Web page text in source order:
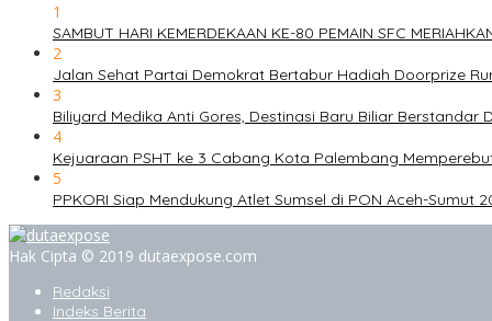
1
SAMBUT HARI KEMERDEKAAN KE-80 PEMAIN SFC
2
Jalan Sehat Partai Demokrat Bertabur Hadiah Doorprize
3
Biliyard Medika Anti Gores, Destinasi Baru Biliar Berstandar
4
Kejuaraan PSHT ke 3 Cabang Kota Palembang
5
PPKORI Siap Mendukung Atlet Sumsel di PON Aceh-Sumut
Hak Cipta © 2019 dutaexpose.com
Redaksi
Indeks Berita